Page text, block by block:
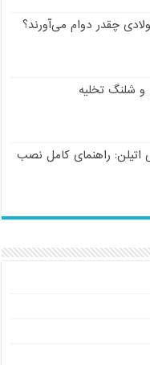
چقدر دوام می‌آورند؟
شلنگ تخلیه
اتیلن: راهنمای کامل نصب